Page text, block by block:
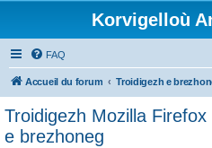
Korvigelloù
FAQ
Accueil du forum Troidigezh e
Troidigezh Mozilla
e brezhoneg